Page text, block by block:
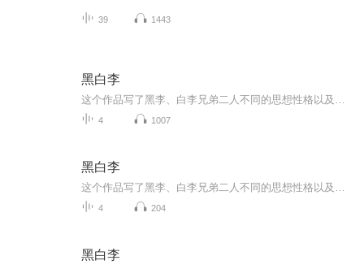
39 1443
黑白李
4 1007
黑白李
4 204
黑白李